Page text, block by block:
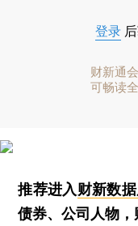
登录
财新通
可畅读
推荐进入财新数
债券、公司人物，